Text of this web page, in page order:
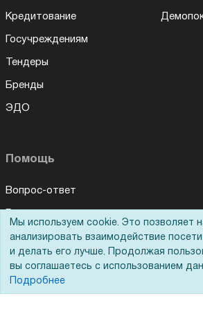
Кредитование
Госучреждениям
Тендеры
Бренды
ЭДО
Помощь
Вопрос-ответ
Гарантии и возврат
Сервисный центр
Вакансии
Мы используем cookie. Это позволяет
анализировать взаимодействие
и делать его лучше. Продолжая
вы соглашаетесь с использованием
Подробнее